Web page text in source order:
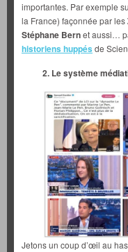
importantes. Par exemple
la France) façonnée par les
Stéphane Bernet aussi…
historiens huppés de
2. Le système
Jetons un coup d’œil au